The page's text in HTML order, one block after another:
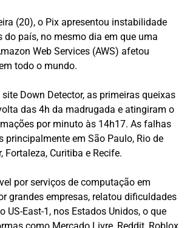
(20), o Pix apresentou instabilidade
do país, no mesmo dia em que uma
Web Services (AWS) afetou
todo o mundo.
Down Detector, as primeiras queixas
das 4h da madrugada e atingiram o
por minuto às 14h17. As falhas
principalmente em São Paulo, Rio de
Fortaleza, Curitiba e Recife.
por serviços de computação em
grandes empresas, relatou dificuldades
US-East-1, nos Estados Unidos, o que